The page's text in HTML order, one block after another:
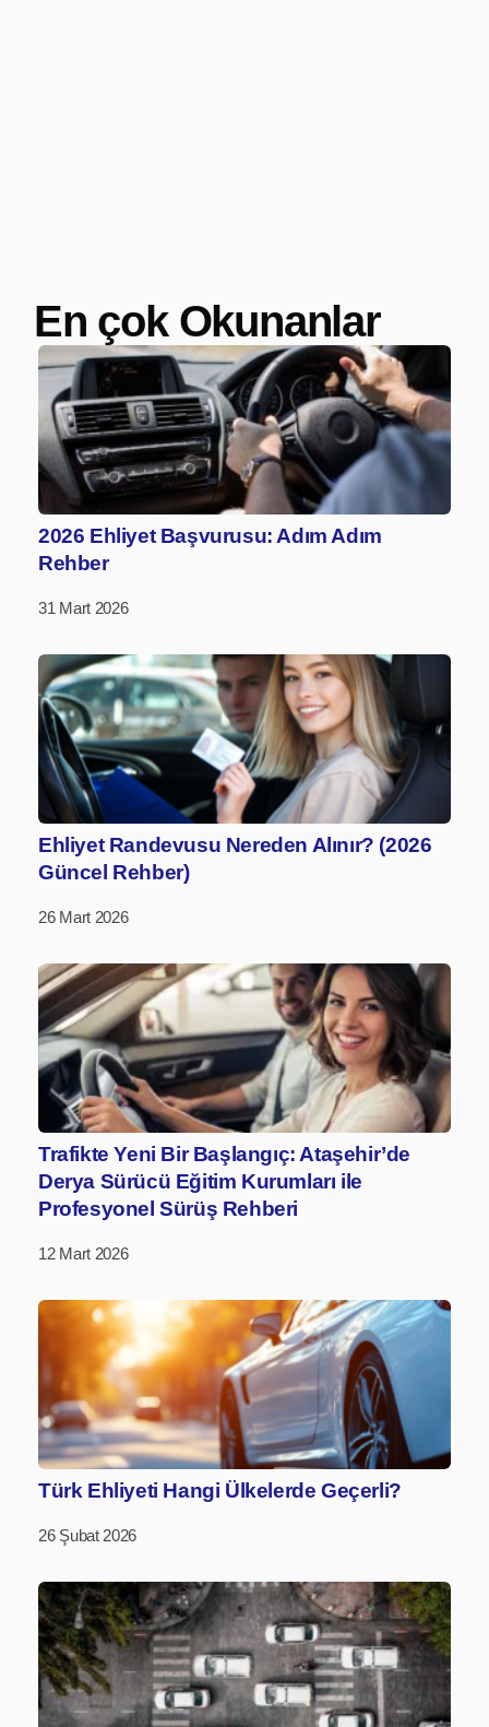
En çok Okunanlar
2026 Ehliyet Başvurusu: Adım Adım
Rehber
31 Mart 2026
Ehliyet Randevusu Nereden Alınır? (2026
Güncel Rehber)
26 Mart 2026
Trafikte Yeni Bir Başlangıç: Ataşehir’de
Derya Sürücü Eğitim Kurumları ile
Profesyonel Sürüş Rehberi
12 Mart 2026
Türk Ehliyeti Hangi Ülkelerde Geçerli?
26 Şubat 2026